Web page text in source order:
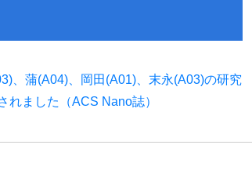
、蒲(A04)、岡田(A01)、末永(A03)の研究
れました（ACS Nano誌）